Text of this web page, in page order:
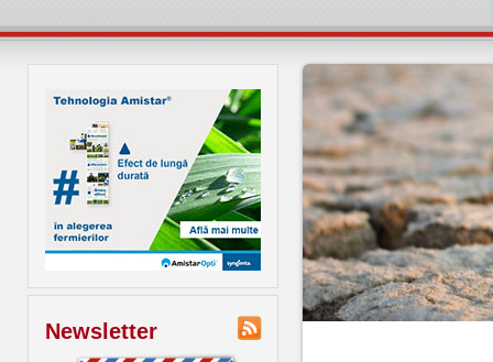
Newsletter